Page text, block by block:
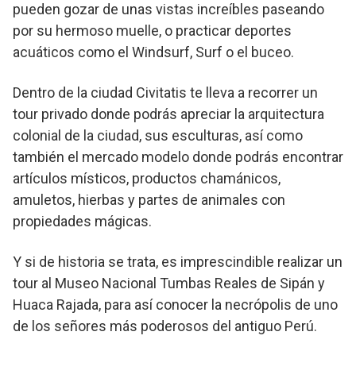
pueden gozar de unas vistas increíbles paseando
por su hermoso muelle, o practicar deportes
acuáticos como el Windsurf, Surf o el buceo.
Dentro de la ciudad Civitatis te lleva a recorrer un
tour privado donde podrás apreciar la arquitectura
colonial de la ciudad, sus esculturas, así como
también el mercado modelo donde podrás encontrar
artículos místicos, productos chamánicos,
amuletos, hierbas y partes de animales con
propiedades mágicas.
Y si de historia se trata, es imprescindible realizar un
tour al Museo Nacional Tumbas Reales de Sipán y
Huaca Rajada, para así conocer la necrópolis de uno
de los señores más poderosos del antiguo Perú.